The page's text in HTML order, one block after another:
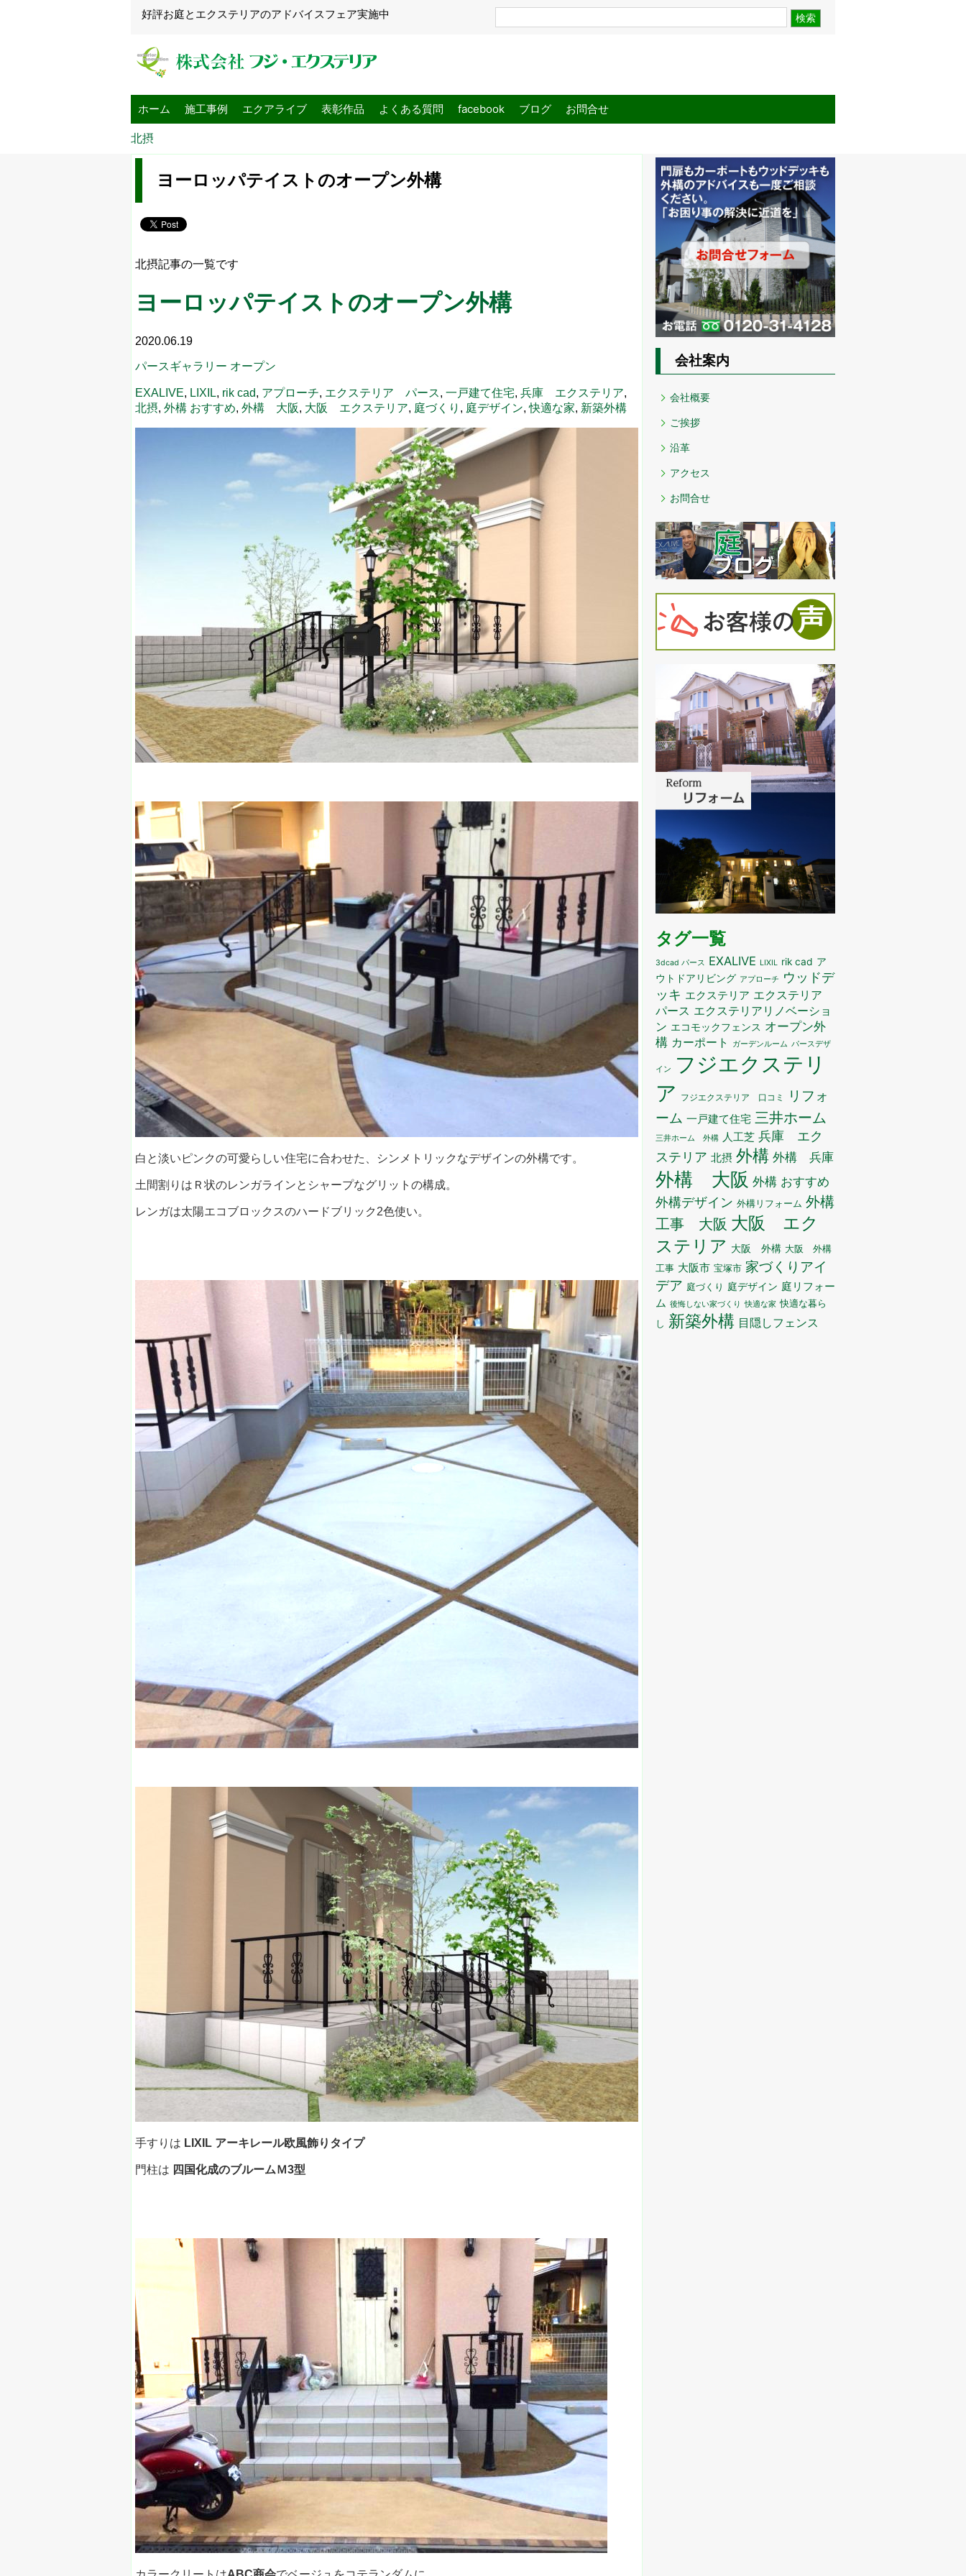
好評お庭とエクステリアのアドバイスフェア実施中
ホーム 施工事例 エクアライブ 表彰作品 よくある質問 facebook ブログ お問合せ
北摂
ヨーロッパテイストのオープン外構
北摂記事の一覧です
ヨーロッパテイストのオープン外構
2020.06.19
パースギャラリー オープン
EXALIVE, LIXIL, rik cad, アプローチ, エクステリア パース, 一戸建て住宅, 兵庫 エクステリア,
北摂, 外構 おすすめ, 外構 大阪, 大阪 エクステリア, 庭づくり , 庭デザイン,快適な家, 新築外構
白と淡いピンクの可愛らしい住宅に合わせた、シンメトリックなデザインの外構です。
土間割りはＲ状のレンガラインとシャープなグリットの構成。
レンガは太陽エコブロックスのハードブリック2色使い。
手すりは LIXIL アーキレール欧風飾りタイプ
門柱は 四国化成のブルームＭ3型
会社案内
会社概要
ご挨拶
沿革
アクセス
お問合せ
タグ一覧
3dcad パース EXALIVE LIXIL rik cad ア
ウトドアリビング アプローチ
ウッドデ
ッキ エクステリア エクステリア
パース エクステリアリノベーショ
ン エコモックフェンス オープン外
構 カーポート ガーデンルーム パースデザ
イン
フジエクステリ
ア フジエクステリア 口コミ
リフォ
ーム 一戸建て住宅 三井ホーム
三井ホーム 外構 人工芝 兵庫 エク
ステリア 北摂 外構 外構 兵庫
外構 大阪 外構 おすすめ
外構デザイン 外構リフォーム 外構
工事 大阪 大阪 エク
ステリア 大阪 外構 大阪 外構
工事 大阪市 宝塚市 家づくりアイ
デア 庭づくり 庭デザイン 庭リフォー
ム 後悔しない家づくり 快適な家 快適な暮ら
し 新築外構 目隠しフェンス